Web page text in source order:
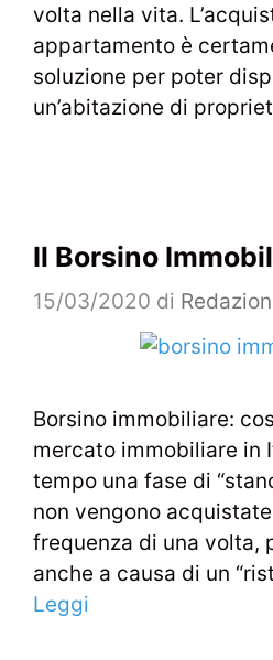
volta nella vita.
appartamento è
soluzione per poter
un’abitazione di
Il Borsino
15/03/2020 di
Borsino immobiliare:
mercato immobiliare in
tempo una fase di
non vengono
frequenza di una volta,
anche a causa di un
Leggi